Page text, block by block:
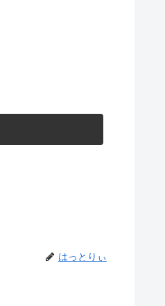
はっとりぃ